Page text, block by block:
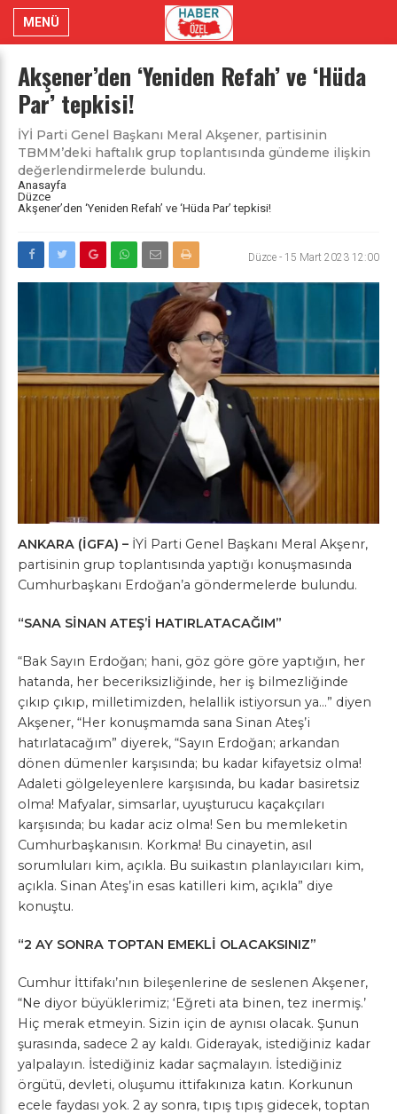
MENÜ
Akşener’den ‘Yeniden Refah’ ve ‘Hüda
Par’ tepkisi!
İYİ Parti Genel Başkanı Meral Akşener, partisinin
TBMM’deki haftalık grup toplantısında gündeme ilişkin
değerlendirmelerde bulundu.
Anasayfa
Düzce
Akşener’den ‘Yeniden Refah’ ve ‘Hüda Par’ tepkisi!
Düzce - 15 Mart 2023 12:00
ANKARA (İGFA) – İYİ Parti Genel Başkanı Meral Akşenr,
partisinin grup toplantısında yaptığı konuşmasında
Cumhurbaşkanı Erdoğan’a göndermelerde bulundu.
“SANA SİNAN ATEŞ’İ HATIRLATACAĞIM”
“Bak Sayın Erdoğan; hani, göz göre göre yaptığın, her
hatanda, her beceriksizliğinde, her iş bilmezliğinde
çıkıp çıkıp, milletimizden, helallik istiyorsun ya…” diyen
Akşener, “Her konuşmamda sana Sinan Ateş’i
hatırlatacağım” diyerek, “Sayın Erdoğan; arkandan
dönen dümenler karşısında; bu kadar kifayetsiz olma!
Adaleti gölgeleyenlere karşısında, bu kadar basiretsiz
olma! Mafyalar, simsarlar, uyuşturucu kaçakçıları
karşısında; bu kadar aciz olma! Sen bu memleketin
Cumhurbaşkanısın. Korkma! Bu cinayetin, asıl
sorumluları kim, açıkla. Bu suikastın planlayıcıları kim,
açıkla. Sinan Ateş’in esas katilleri kim, açıkla” diye
konuştu.
“2 AY SONRA TOPTAN EMEKLİ OLACAKSINIZ”
Cumhur İttifakı’nın bileşenlerine de seslenen Akşener,
“Ne diyor büyüklerimiz; ‘Eğreti ata binen, tez inermiş.’
Hiç merak etmeyin. Sizin için de aynısı olacak. Şunun
şurasında, sadece 2 ay kaldı. Giderayak, istediğiniz kadar
yalpalayın. İstediğiniz kadar saçmalayın. İstediğiniz
örgütü, devleti, oluşumu ittifakınıza katın. Korkunun
ecele faydası yok. 2 ay sonra, tıpış tıpış gidecek, toptan